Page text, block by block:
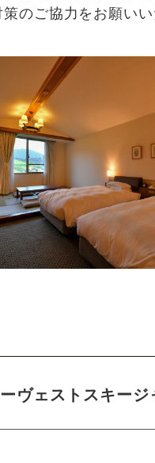
のご協力をお願いい
ヴェストスキージ